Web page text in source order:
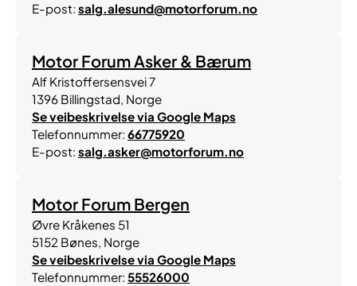
E-post: salg.alesund@motorforum.no
Motor Forum Asker & Bærum
Alf Kristoffersensvei 7
1396 Billingstad, Norge
Se veibeskrivelse via Google Maps
Telefonnummer: 66775920
E-post: salg.asker@motorforum.no
Motor Forum Bergen
Øvre Kråkenes 51
5152 Bønes, Norge
Se veibeskrivelse via Google Maps
Telefonnummer: 55526000